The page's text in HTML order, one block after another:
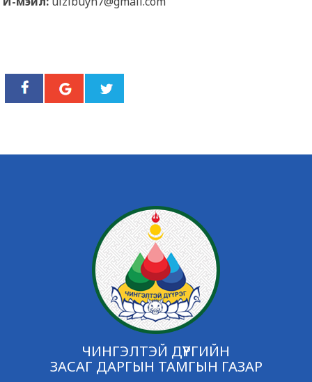
ЧИНГЭЛТЭЙ ДҮҮРГИЙН
ЗАСАГ ДАРГЫН ТАМГЫН ГАЗАР